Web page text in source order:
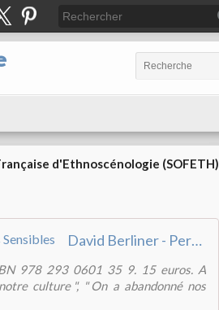
d'Ethnoscénologie (SOFETH)
David Berliner - Perdre sa culture - Zones Sensibles
978 293 0601 35 9. 15 euros. A
culture ", " On a abandonné nos